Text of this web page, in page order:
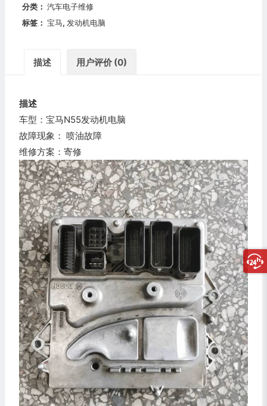
分类： 汽车电子维修
标签： 宝马, 发动机电脑
描述 用户评价 (0)
描述
车型：宝马N55发动机电脑
故障现象： 喷油故障
维修方案：寄修